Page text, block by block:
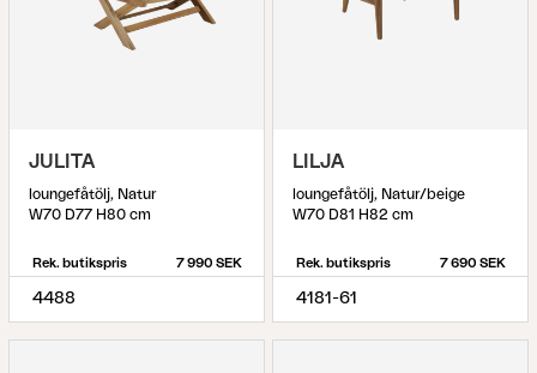
JULITA
loungefåtölj, Natur
W70 D77 H80 cm
Rek. butikspris 7 990 SEK
4488
LILJA
loungefåtölj, Natur/beige
W70 D81 H82 cm
Rek. butikspris 7 690 SEK
4181-61